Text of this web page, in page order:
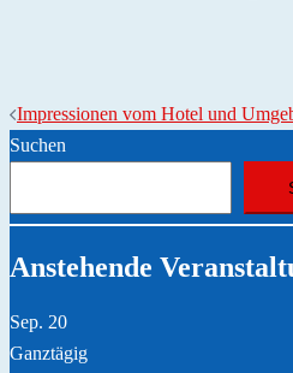
Beitragsnavigation
Impressionen vom Hotel und
Suchen
Anstehende
Sep. 20
Ganztägig